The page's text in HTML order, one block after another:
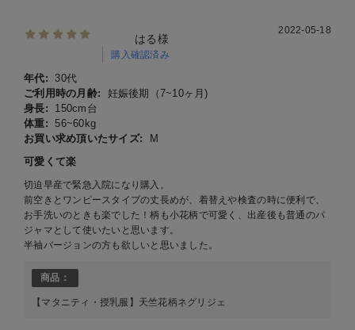
はる様
購入確認済み
2022-05-18
年代:
30代
ご利用時の月齢:
妊娠後期（7~10ヶ月)
身長:
150cm台
体重: 56~60kg
お買い求め頂いたサイズ:
M
可愛くて楽
切迫早産で緊急入院になり購入。
前空きとワンピースタイプの丈長めが、着替えや検査の時に便利で、
お手洗いのときも楽でした！柄も小花柄で可愛く、出産後も普通のパ
ジャマとして使いたいと思います。
半袖バージョンの方も欲しいと思いました。
商品：
【マタニティ・授乳服】天竺花柄ネグリジェ